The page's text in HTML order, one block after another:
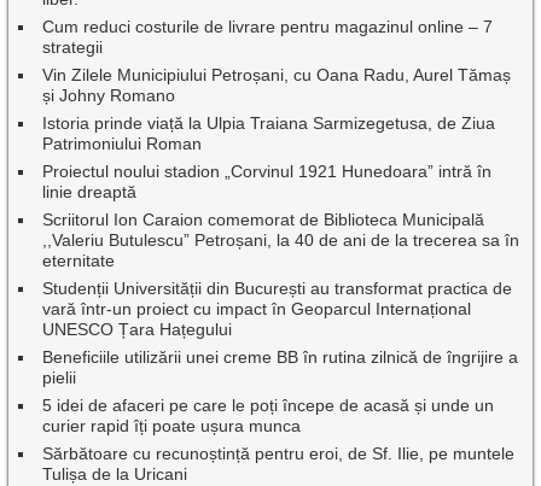
Cum reduci costurile de livrare pentru magazinul online – 7
strategii
Vin Zilele Municipiului Petroșani, cu Oana Radu, Aurel Tămaș
și Johny Romano
Istoria prinde viață la Ulpia Traiana Sarmizegetusa, de Ziua
Patrimoniului Roman
Proiectul noului stadion „Corvinul 1921 Hunedoara” intră în
linie dreaptă
Scriitorul Ion Caraion comemorat de Biblioteca Municipală
,,Valeriu Butulescu” Petroșani, la 40 de ani de la trecerea sa în
eternitate
Studenții Universității din București au transformat practica de
vară într-un proiect cu impact în Geoparcul Internațional
UNESCO Țara Hațegului
Beneficiile utilizării unei creme BB în rutina zilnică de îngrijire a
pielii
5 idei de afaceri pe care le poți începe de acasă și unde un
curier rapid îți poate ușura munca
Sărbătoare cu recunoștință pentru eroi, de Sf. Ilie, pe muntele
Tulișa de la Uricani